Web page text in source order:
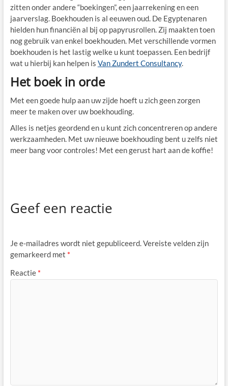
zitten onder andere “boekingen”, een jaarrekening en een
jaarverslag. Boekhouden is al eeuwen oud. De Egyptenaren
hielden hun financiën al bij op papyrusrollen. Zij maakten toen
nog gebruik van enkel boekhouden. Met verschillende vormen
boekhouden is het lastig welke u kunt toepassen. Een bedrijf
wat u hierbij kan helpen is Van Zundert Consultancy.
Het boek in orde
Met een goede hulp aan uw zijde hoeft u zich geen zorgen
meer te maken over uw boekhouding.
Alles is netjes geordend en u kunt zich concentreren op andere
werkzaamheden. Met uw nieuwe boekhouding bent u zelfs niet
meer bang voor controles! Met een gerust hart aan de koffie!
Geef een reactie
Je e-mailadres wordt niet gepubliceerd.Vereiste velden zijn
gemarkeerd met *
Reactie *